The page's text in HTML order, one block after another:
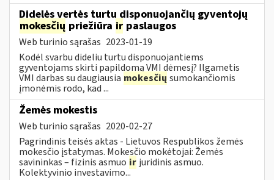
Didelės vertės turtu disponuojančių gyventojų
mokesčių priežiūra ir paslaugos
Web turinio sąrašas 2023-01-19
Kodėl svarbu dideliu turtu disponuojantiems
gyventojams skirti papildomą VMI dėmesį? Ilgametis
VMI darbas su daugiausia mokesčių sumokančiomis
įmonėmis rodo, kad ...
Žemės mokestis
Web turinio sąrašas 2020-02-27
Pagrindinis teisės aktas - Lietuvos Respublikos žemės
mokesčio įstatymas. Mokesčio mokėtojai: Žemės
savininkas – fizinis asmuo ir juridinis asmuo.
Kolektyvinio investavimo...